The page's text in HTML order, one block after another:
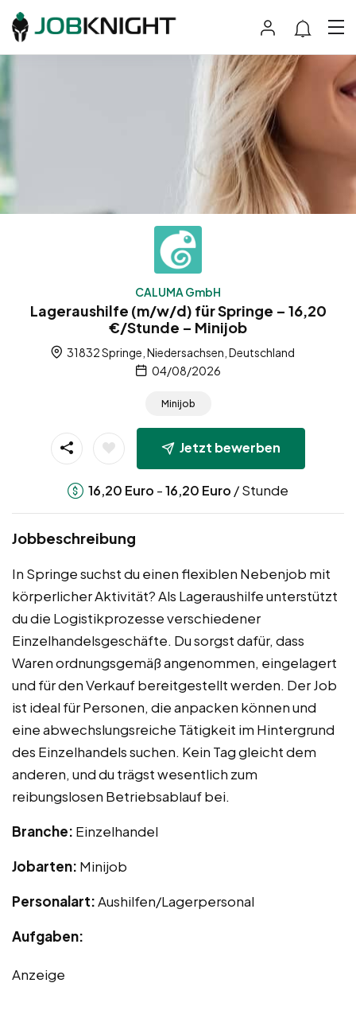
CALUMA GmbH
Lageraushilfe (m/w/d) für Springe – 16,20
€/Stunde – Minijob
31832 Springe, Niedersachsen, Deutschland
04/08/2026
Minijob
Jetzt bewerben
16,20 Euro -16,20 Euro / Stunde
Jobbeschreibung
In Springe suchst du einen flexiblen Nebenjob mit
körperlicher Aktivität? Als Lageraushilfe unterstützt
du die Logistikprozesse verschiedener
Einzelhandelsgeschäfte. Du sorgst dafür, dass
Waren ordnungsgemäß angenommen, eingelagert
und für den Verkauf bereitgestellt werden. Der Job
ist ideal für Personen, die anpacken können und
eine abwechslungsreiche Tätigkeit im Hintergrund
des Einzelhandels suchen. Kein Tag gleicht dem
anderen, und du trägst wesentlich zum
reibungslosen Betriebsablauf bei.
Branche: Einzelhandel
Jobarten: Minijob
Personalart:Aushilfen/Lagerpersonal
Aufgaben:
Anzeige